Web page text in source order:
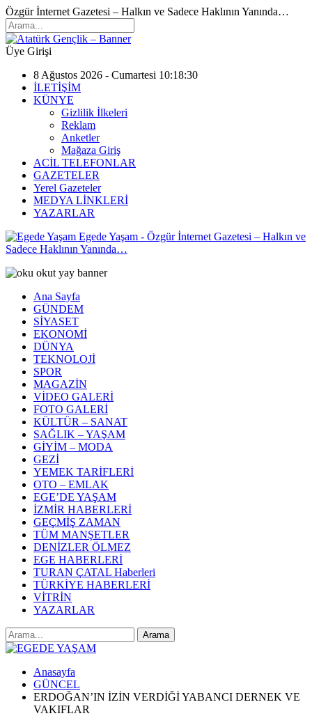
Özgür İnternet Gazetesi – Halkın ve Sadece Haklının Yanında…
Üye Girişi
8 Ağustos 2026 - Cumartesi 10:18:30
İLETİŞİM
KÜNYE
Gizlilik İlkeleri
Reklam
Anketler
Mağaza Giriş
ACİL TELEFONLAR
GAZETELER
Yerel Gazeteler
MEDYA LİNKLERİ
YAZARLAR
Egede Yaşam - Özgür İnternet Gazetesi – Halkın ve
Sadece Haklının Yanında…
Ana Sayfa
GÜNDEM
SİYASET
EKONOMİ
DÜNYA
TEKNOLOJİ
SPOR
MAGAZİN
VİDEO GALERİ
FOTO GALERİ
KÜLTÜR – SANAT
SAĞLIK – YAŞAM
GİYİM – MODA
GEZİ
YEMEK TARİFLERİ
OTO – EMLAK
EGE’DE YAŞAM
İZMİR HABERLERİ
GEÇMİŞ ZAMAN
TÜM MANŞETLER
DENİZLER ÖLMEZ
EGE HABERLERİ
TURAN ÇATAL Haberleri
TÜRKİYE HABERLERİ
VİTRİN
YAZARLAR
Anasayfa
GÜNCEL
ERDOĞAN’IN İZİN VERDİĞİ YABANCI DERNEK VE
VAKIFLAR